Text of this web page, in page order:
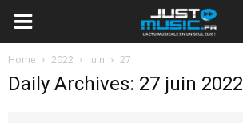
Home 2022 juin 27
Daily Archives: 27 juin 2022